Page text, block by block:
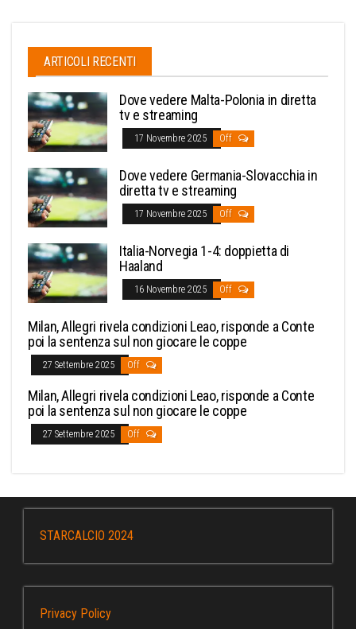
ARTICOLI RECENTI
Dove vedere Malta-Polonia in diretta
tv e streaming
17 Novembre 2025 Off
Dove vedere Germania-Slovacchia in
diretta tv e streaming
17 Novembre 2025 Off
Italia-Norvegia 1-4: doppietta di
Haaland
16 Novembre 2025 Off
Milan, Allegri rivela condizioni Leao, risponde a Conte
poi la sentenza sul non giocare le coppe
27 Settembre 2025 Off
Milan, Allegri rivela condizioni Leao, risponde a Conte
poi la sentenza sul non giocare le coppe
27 Settembre 2025 Off
STARCALCIO 2024
Privacy Policy